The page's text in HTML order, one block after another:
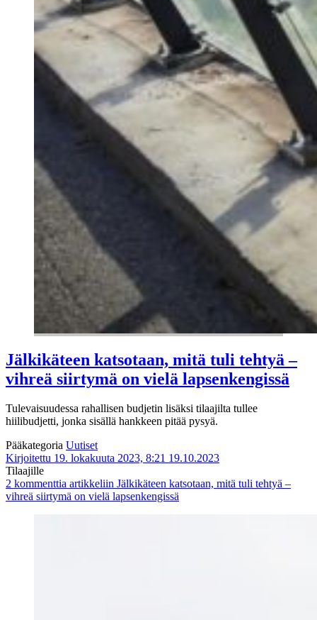
Jälkikäteen katsotaan, mitä tuli tehtyä –
vihreä siirtymä on vielä lapsenkengissä
Tulevaisuudessa rahallisen budjetin lisäksi tilaajilta tullee
hiilibudjetti, jonka sisällä hankkeen pitää pysyä.
Pääkategoria Uutiset
Kirjoitettu 19. lokakuuta 2023, 8:21 19.10.2023
Tilaajille
2 kommenttia artikkeliin Jälkikäteen katsotaan, mitä tuli tehtyä –
vihreä siirtymä on vielä lapsenkengissä